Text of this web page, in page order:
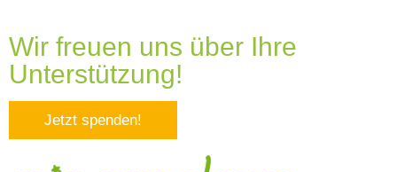
Wir freuen uns über Ihre
Unterstützung!
Jetzt spenden!